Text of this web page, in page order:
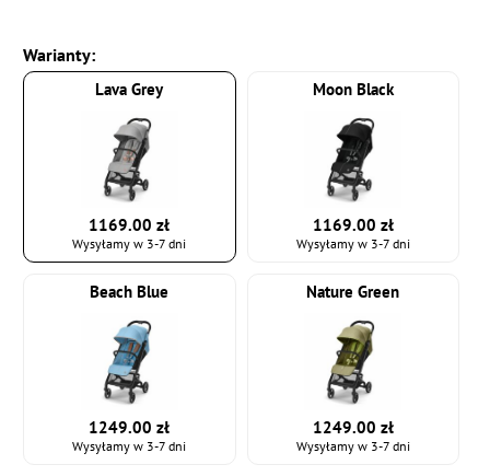
Warianty:
Lava Grey
1169.00 zł
Wysyłamy w 3-7 dni
Moon Black
1169.00 zł
Wysyłamy w 3-7 dni
Beach Blue
1249.00 zł
Wysyłamy w 3-7 dni
Nature Green
1249.00 zł
Wysyłamy w 3-7 dni